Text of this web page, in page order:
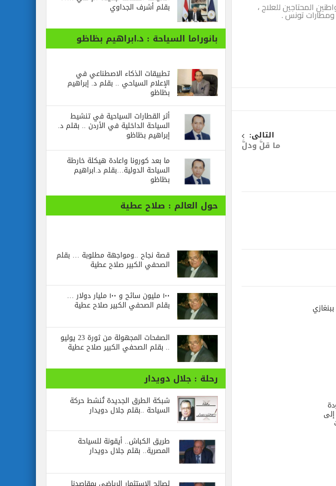
المحتاجين للعلاج ،
ومطارات تونس .
التالى:
ما قلَّ ودلَّ
بقلم أشرف الجداوي
بانوراما السياحة : د.ابراهيم بظاظو
تطبيقات الذكاء الاصطناعي في
الإعلام السياحي .. بقلم د. إبراهيم
بظاظو
أثر القطارات السياحية في تنشيط
السياحة الداخلية في الأردن .. بقلم د.
إبراهيم بظاظو
ما بعد كورونا واعادة هيكلة خارطة
السياحة الدولية…بقلم د.ابراهيم
بظاظو
حول العالم : صلاح عطية
قصة نجاح ..ومواجهة مطلوبة … بقلم
الصحفي الكبير صلاح عطية
١٠٠ مليون سائح و ١٠٠ مليار دولار …
بقلم الصحفي الكبير صلاح عطية
الصفحات المجهولة من ثورة 23 يوليو
.. بقلم الصحفي الكبير صلاح عطية
رحلة : جلال دويدار
شبكة الطرق الجديدة تُنشط حركة
السياحة ..بقلم جلال دويدار
طريق الكباش.. أيقونة للسياحة
المصرية.. بقلم جلال دويدار